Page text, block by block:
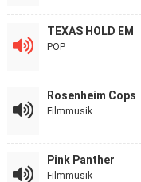
TEXAS HOLD EM
POP
Rosenheim Cops
Filmmusik
Pink Panther
Filmmusik